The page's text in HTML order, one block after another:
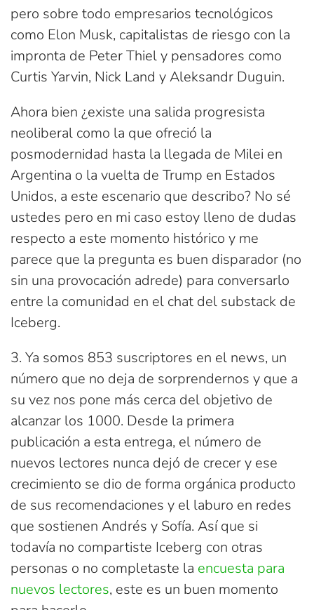
pero sobre todo empresarios tecnológicos
como Elon Musk, capitalistas de riesgo con la
impronta de Peter Thiel y pensadores como
Curtis Yarvin, Nick Land y Aleksandr Duguin.
Ahora bien ¿existe una salida progresista
neoliberal como la que ofreció la
posmodernidad hasta la llegada de Milei en
Argentina o la vuelta de Trump en Estados
Unidos, a este escenario que describo? No sé
ustedes pero en mi caso estoy lleno de dudas
respecto a este momento histórico y me
parece que la pregunta es buen disparador (no
sin una provocación adrede) para conversarlo
entre la comunidad en el chat del substack de
Iceberg.
3. Ya somos 853 suscriptores en el news, un
número que no deja de sorprendernos y que a
su vez nos pone más cerca del objetivo de
alcanzar los 1000. Desde la primera
publicación a esta entrega, el número de
nuevos lectores nunca dejó de crecer y ese
crecimiento se dio de forma orgánica producto
de sus recomendaciones y el laburo en redes
que sostienen Andrés y Sofía. Así que si
todavía no compartiste Iceberg con otras
personas o no completaste la encuesta para
nuevos lectores, este es un buen momento